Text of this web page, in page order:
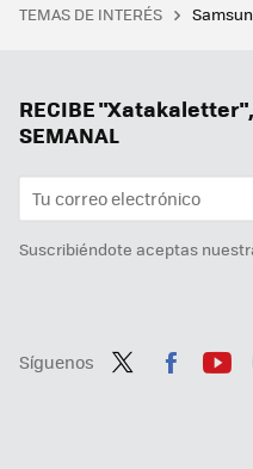
TEMAS DE INTERÉS
RECIBE "Xatakaletter",
SEMANAL
Suscribiéndote aceptas
Síguenos